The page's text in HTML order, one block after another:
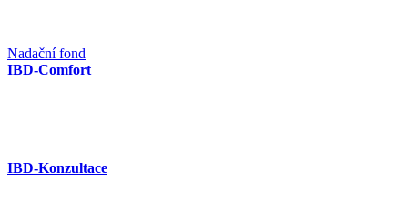
Nadační fond
IBD-Comfort
IBD-Konzultace